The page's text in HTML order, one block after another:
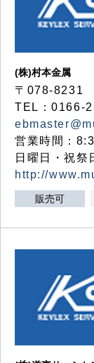
(株)村本金属
〒078-8231
TEL：0166-
営業時間：
日曜日・祝祭
http://
販売可